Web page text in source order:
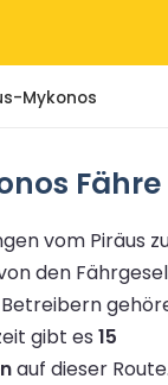
Mykonos
Fähre
vom Piräus
den
Betreibern
gibt es 15
auf dieser Route.